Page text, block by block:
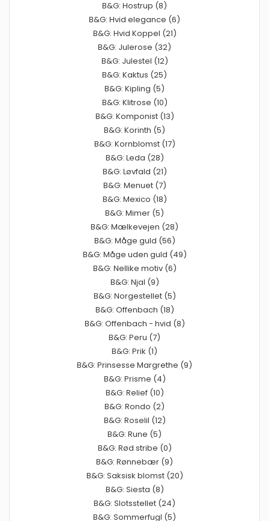
B&G: Hostrup (8)
B&G: Hvid elegance (6)
B&G: Hvid Koppel (21)
B&G: Julerose (32)
B&G: Julestel (12)
B&G: Kaktus (25)
B&G: Kipling (5)
B&G: Klitrose (10)
B&G: Komponist (13)
B&G: Korinth (5)
B&G: Kornblomst (17)
B&G: Leda (28)
B&G: Løvfald (21)
B&G: Menuet (7)
B&G: Mexico (18)
B&G: Mimer (5)
B&G: Mælkevejen (28)
B&G: Måge guld (56)
B&G: Måge uden guld (49)
B&G: Nellike motiv (6)
B&G: Njal (9)
B&G: Norgestellet (5)
B&G: Offenbach (18)
B&G: Offenbach - hvid (8)
B&G: Peru (7)
B&G: Prik (1)
B&G: Prinsesse Margrethe (9)
B&G: Prisme (4)
B&G: Relief (10)
B&G: Rondo (2)
B&G: Roselil (12)
B&G: Rune (5)
B&G: Rød stribe (0)
B&G: Rønnebær (9)
B&G: Saksisk blomst (20)
B&G: Siesta (8)
B&G: Slotsstellet (24)
B&G: Sommerfugl (5)